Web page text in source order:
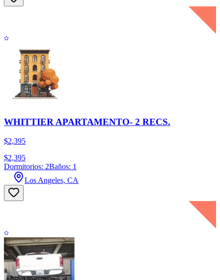
WHITTIER APARTAMENTO- 2 RECS.
$2,395
$2,395
Dormitorios: 2Baños: 1
Los Angeles, CA